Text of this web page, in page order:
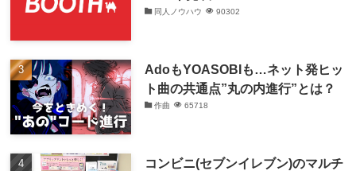
同人ノウハウ 90302
AdoもYOASOBIも…ネット発ヒッ
ト曲の共通点”丸の内進行”とは？
作曲 65718
コンビニ(セブンイレブン)のマルチ